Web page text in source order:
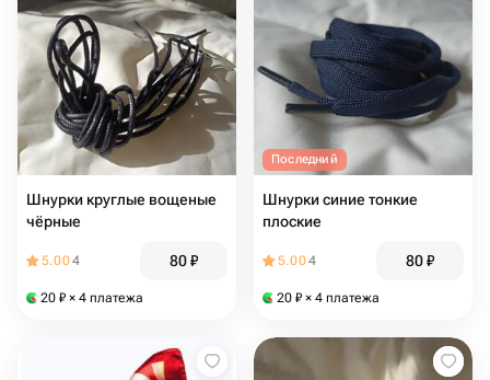
Шнурки круглые вощеные
чёрные
5.004 80₽
20 ₽ × 4 платежа
Последний
Шнурки синие тонкие
плоские
5.004 80₽
20 ₽ × 4 платежа